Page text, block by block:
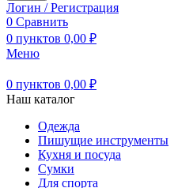
Логин / Регистрация
0 Сравнить
0 пунктов 0,00 ₽
Меню
0 пунктов 0,00 ₽
Наш каталог
Одежда
Пишущие инструменты
Кухня и посуда
Сумки
Для спорта